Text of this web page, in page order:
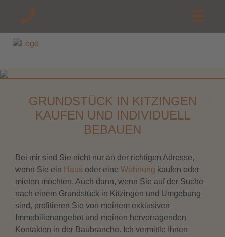
GRUNDSTÜCK IN KITZINGEN
KAUFEN UND INDIVIDUELL
BEBAUEN
Bei mir sind Sie nicht nur an der richtigen Adresse,
wenn Sie ein Haus oder eine Wohnung kaufen oder
mieten möchten. Auch dann, wenn Sie auf der Suche
nach einem Grundstück in Kitzingen und Umgebung
sind, profitieren Sie von meinem exklusiven
Immobilienangebot und meinen hervorragenden
Kontakten in der Baubranche. Ich vermittle Ihnen